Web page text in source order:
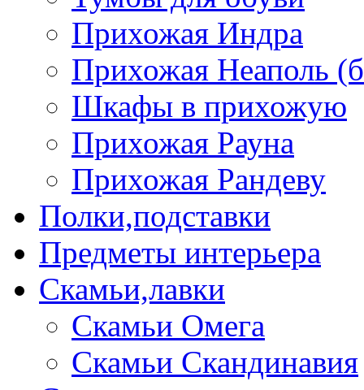
Прихожая Индра
Прихожая Неаполь
Шкафы в прихожую
Прихожая Рауна
Прихожая Рандеву
Полки,подставки
Предметы интерьера
Скамьи,лавки
Скамьи Омега
Скамьи Скандинавия